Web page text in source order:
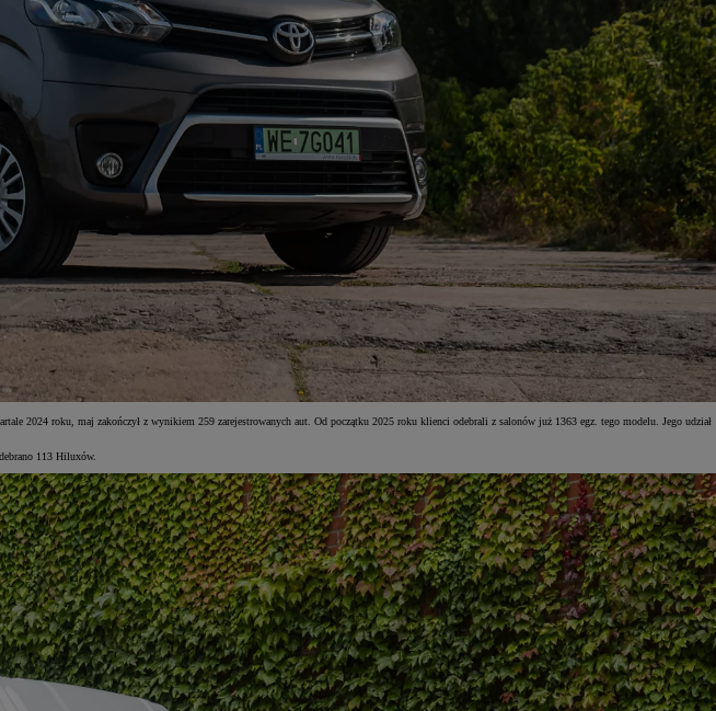
2024 roku, maj zakończył z wynikiem 259 zarejestrowanych aut. Od początku 2025 roku klienci odebrali z salonów już 1363 egz. tego modelu. Jego udział
113 Hiluxów.